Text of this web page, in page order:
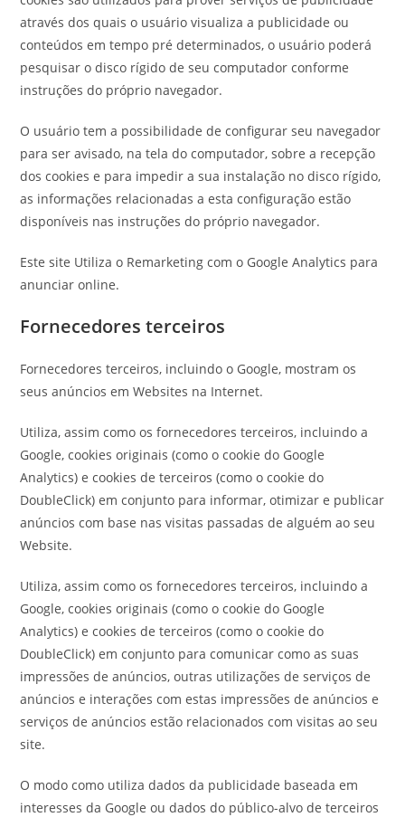
através dos quais o usuário visualiza a publicidade ou
conteúdos em tempo pré determinados, o usuário poderá
pesquisar o disco rígido de seu computador conforme
instruções do próprio navegador.
O usuário tem a possibilidade de configurar seu navegador
para ser avisado, na tela do computador, sobre a recepção
dos cookies e para impedir a sua instalação no disco rígido,
as informações relacionadas a esta configuração estão
disponíveis nas instruções do próprio navegador.
Este site Utiliza o Remarketing com o Google Analytics para
anunciar online.
Fornecedores terceiros
Fornecedores terceiros, incluindo o Google, mostram os
seus anúncios em Websites na Internet.
Utiliza, assim como os fornecedores terceiros, incluindo a
Google, cookies originais (como o cookie do Google
Analytics) e cookies de terceiros (como o cookie do
DoubleClick) em conjunto para informar, otimizar e publicar
anúncios com base nas visitas passadas de alguém ao seu
Website.
Utiliza, assim como os fornecedores terceiros, incluindo a
Google, cookies originais (como o cookie do Google
Analytics) e cookies de terceiros (como o cookie do
DoubleClick) em conjunto para comunicar como as suas
impressões de anúncios, outras utilizações de serviços de
anúncios e interações com estas impressões de anúncios e
serviços de anúncios estão relacionados com visitas ao seu
site.
O modo como utiliza dados da publicidade baseada em
interesses da Google ou dados do público-alvo de terceiros